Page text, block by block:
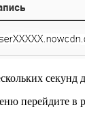
секунд
перейдите в